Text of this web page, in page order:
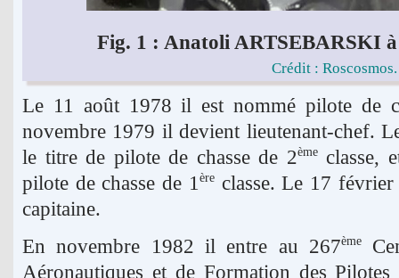
Fig. 1 : Anatoli ARTSEBARSKI
Crédit : Roscosmos.
Le 11 août 1978 il est nommé pilote de
novembre 1979 il devient lieutenant-chef.
le titre de pilote de chasse de 2èmeclasse,
pilote de chasse de 1 èreclasse. Le 17 février
capitaine.
En novembre 1982 il entre au 267ème
Aéronautiques et de Formation des